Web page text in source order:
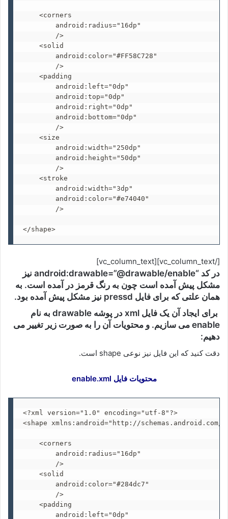
    <corners
        android:radius="16dp"
        />
    <solid
        android:color="#FF58C728"
        />
    <padding
        android:left="0dp"
        android:top="0dp"
        android:right="0dp"
        android:bottom="0dp"
        />
    <size
        android:width="250dp"
        android:height="50dp"
        />
    <stroke
        android:width="3dp"
        android:color="#e74040"
        />
</shape>
[/vc_column_text][vc_column_text]
در کد “android:drawable=”@drawable/enable نیز
مشکل پیش آمده است چون به رنگ قرمز در آمده است. به
همان علتی که برای فایل pressd نیز مشکل پیش آمده بود.
برای ایجاد آن یک فایل xml در پوشه drawable به نام
enable می سازیم. و محتویات آن را به صورت زیر تغییر می
دهیم:
دقت کنید که این فایل نیز نوعی shape است.
محتویات فایل enable.xml
<?xml version="1.0" encoding="utf-8"?>
<shape xmlns:android="http://schemas.android.com/
    <corners
        android:radius="16dp"
        />
    <solid
        android:color="#284dc7"
        />
    <padding
        android:left="0dp"